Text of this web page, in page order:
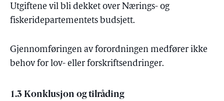
Utgiftene vil bli dekket over Nærings- og
fiskeridepartementets budsjett.
Gjennomføringen av forordningen medfører ikke
behov for lov- eller forskriftsendringer.
1.3 Konklusjon og tilråding